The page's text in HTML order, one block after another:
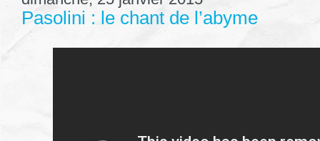
Pasolini : le chant de l’abyme